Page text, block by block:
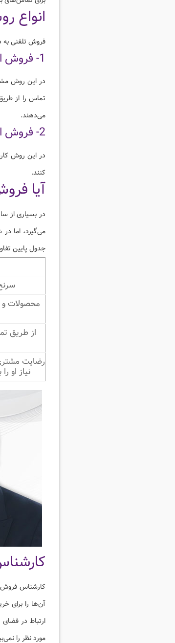
انواع
فروش تلفنی به
1- فروش از طریق تماس‌های ورودی:
در این روش
تماس را از
می‌دهند.
2- فروش از طریق تماس‌های خروجی:
در این روش
کنند.
آیا
در بسیاری از
می‌گیرد،‌ اما
جدول پایین
محصولات و
از طریق
رضایت
نیاز او
کارشناس فروش
آن‌ها را برای
ارتباط در
مورد نظر را